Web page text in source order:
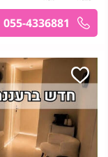
055-4336881